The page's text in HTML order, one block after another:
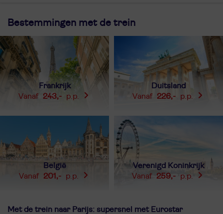
Bestemmingen met de trein
Frankrijk
243,-
Duitsland
226,-
België
201,-
Verenigd Koninkrijk
259,-
Met de trein naar Parijs: supersnel met Eurostar